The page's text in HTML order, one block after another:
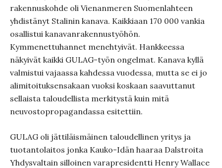
rakennuskohde oli Vienanmeren Suomenlahteen
yhdistänyt Stalinin kanava. Kaikkiaan 170 000 vankia
osallistui kanavanrakennustyöhön.
Kymmenettuhannet menehtyivät. Hankkeessa
näkyivät kaikki GULAG-työn ongelmat. Kanava kyllä
valmistui vajaassa kahdessa vuodessa, mutta se ei jo
alimitoituksensakaan vuoksi koskaan saavuttanut
sellaista taloudellista merkitystä kuin mitä
neuvostopropagandassa esitettiin.
GULAG oli jättiläismäinen taloudellinen yritys ja
tuotantolaitos jonka Kauko-Idän haaraa Dalstroita
Yhdysvaltain silloinen varapresidentti Henry Wallace